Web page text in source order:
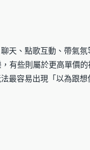
天、點歌互動、帶氣
有些則屬於更高單價的
最容易出現「以為跟